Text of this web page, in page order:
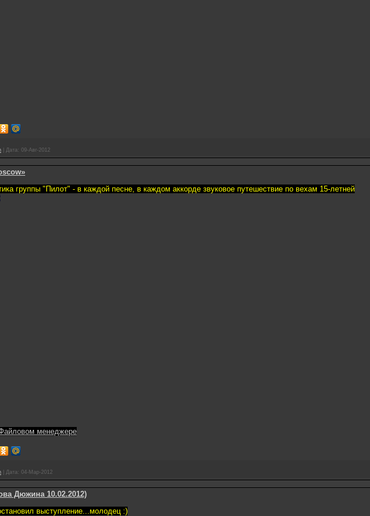
Дата: 09-Авг-2012
группы "Пилот" - в каждой песне, в каждом аккорде звуковое путешествие по вехам 15-летней
менеджере
Дата: 04-Мар-2012
Дюжина 10.02.2012)
выступление...молодец :)